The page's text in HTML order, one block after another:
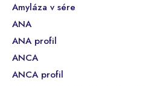
Amyláza v sére
ANA
ANA profil
ANCA
ANCA profil